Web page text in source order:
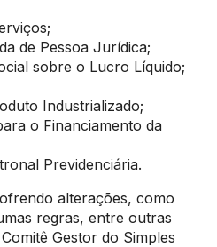
de Pessoa Jurídica;
sobre o Lucro Líquido;
Industrializado;
o Financiamento da
Previdenciária.
alterações, como
regras, entre outras
Gestor do Simples